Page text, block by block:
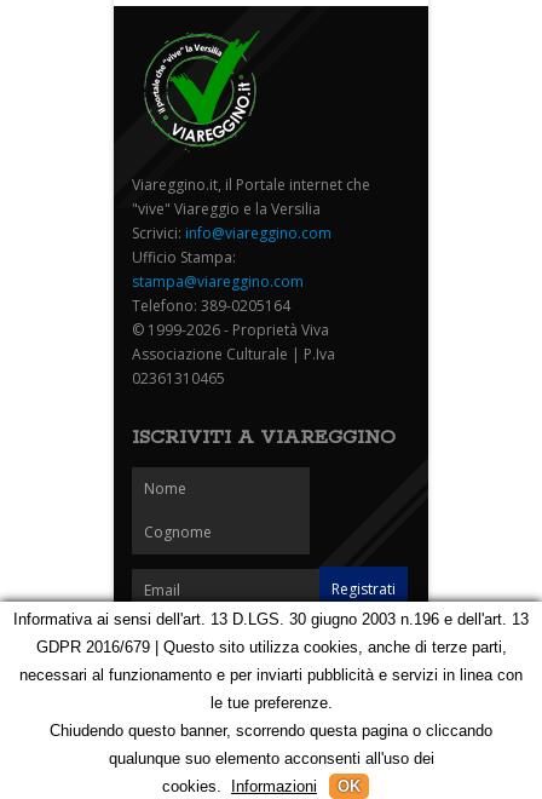
Viareggino.it, il Portale internet che
"vive" Viareggio e la Versilia
Scrivici: info@viareggino.com
Ufficio Stampa:
stampa@viareggino.com
Telefono: 389-0205164
© 1999-2026 - Proprietà Viva
Associazione Culturale | P.Iva
02361310465
ISCRIVITI A VIAREGGINO
Homepage Notizie Speciali Eventi Foto Carnevale
Partners
Contatti
Mappa
123090605
Informativa ai sensi dell'art. 13 D.LGS. 30 giugno 2003 n.196 e dell'art. 13
GDPR 2016/679 | Questo sito utilizza cookies, anche di terze parti,
necessari al funzionamento e per inviarti pubblicità e servizi in linea con
le tue preferenze.
Chiudendo questo banner, scorrendo questa pagina o cliccando
qualunque suo elemento acconsenti all'uso dei
cookies.
Informazioni OK